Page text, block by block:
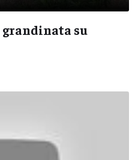
grandinata su